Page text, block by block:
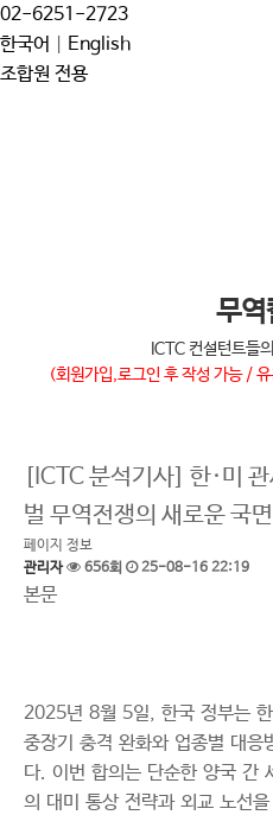
02-6251-2723
한국어
English
조합원 전용
무역
ICTC 컨설턴트들
(회원가입,로그인 후 작성 가능 /
[ICTC 분석기사] 한·미
벌 무역전쟁의 새로운 국면
페이지 정보
관리자
656회 25-08-16 22:19
본문
2025년 8월 5일, 한국 정부는
중장기 충격 완화와 업종별 대응
다. 이번 합의는 단순한 양국 간
의 대미 통상 전략과 외교 노선